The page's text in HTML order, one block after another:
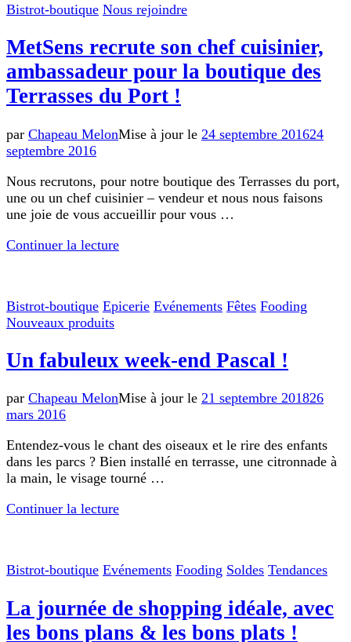
Bistrot-boutique Nous rejoindre
MetSens recrute son chef cuisinier,
ambassadeur pour la boutique des
Terrasses du Port !
par Chapeau MelonMise à jour le 24 septembre 201624
septembre 2016
Nous recrutons, pour notre boutique des Terrasses du port,
une ou un chef cuisinier – vendeur et nous nous faisons
une joie de vous accueillir pour vous …
Continuer la lecture
Bistrot-boutique Epicerie Evénements Fêtes Fooding
Nouveaux produits
Un fabuleux week-end Pascal !
par Chapeau MelonMise à jour le 21 septembre 201826
mars 2016
Entendez-vous le chant des oiseaux et le rire des enfants
dans les parcs ? Bien installé en terrasse, une citronnade à
la main, le visage tourné …
Continuer la lecture
Bistrot-boutique Evénements Fooding Soldes Tendances
La journée de shopping idéale, avec
les bons plans & les bons plats !